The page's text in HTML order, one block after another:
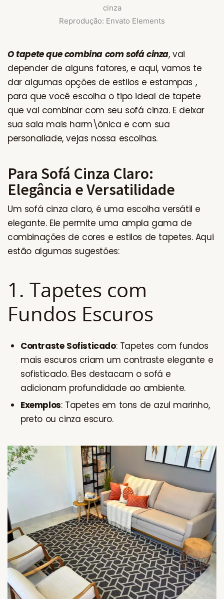
cinza
Reprodução: Envato Elements
O tapete que combina com sofá cinza, vai
depender de alguns fatores, e aqui, vamos te
dar algumas opções de estilos e estampas ,
para que você escolha o tipo ideal de tapete
que vai combinar com seu sofá cinza. E deixar
sua sala mais harm\õnica e com sua
personaliade, vejas nossa escolhas.
Para Sofá Cinza Claro:
Elegância e Versatilidade
Um sofá cinza claro, é uma escolha versátil e
elegante. Ele permite uma ampla gama de
combinações de cores e estilos de tapetes. Aqui
estão algumas sugestões:
1. Tapetes com
Fundos Escuros
Contraste Sofisticado: Tapetes com fundos
mais escuros criam um contraste elegante e
sofisticado. Eles destacam o sofá e
adicionam profundidade ao ambiente.
Exemplos: Tapetes em tons de azul marinho,
preto ou cinza escuro.